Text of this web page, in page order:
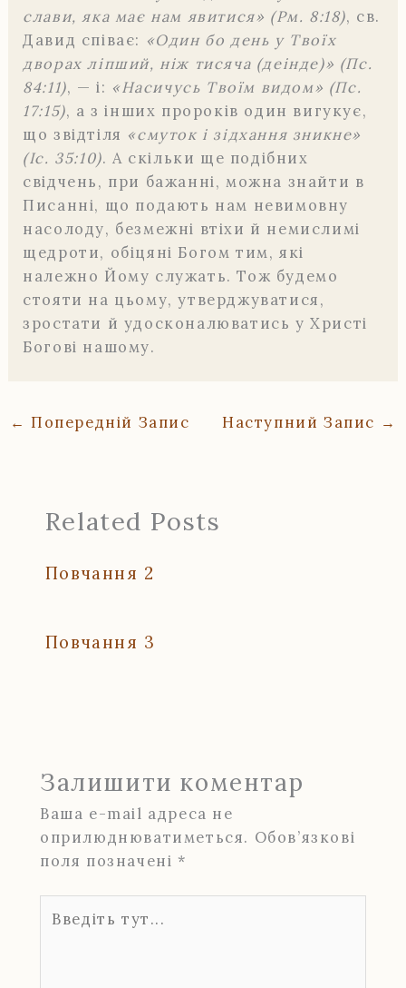
слави, яка має нам явитися» (Рм. 8:18), св.
Давид співає: «Один бо день у Твоїх
дворах ліпший, ніж тисяча (деінде)» (Пс.
84:11), — і: «Насичусь Твоїм видом» (Пс.
17:15), а з інших пророків один вигукує,
що звідтіля «смуток і зідхання зникне»
(Іс. 35:10). А скільки ще подібних
свідчень, при бажанні, можна знайти в
Писанні, що подають нам невимовну
насолоду, безмежні втіхи й немислимі
щедроти, обіцяні Богом тим, які
належно Йому служать. Тож будемо
стояти на цьому, утверджуватися,
зростати й удосконалюватись у Христі
Богові нашому.
← Попередній Запис Наступний Запис →
Related Posts
Повчання 2
Повчання 3
Залишити коментар
Ваша e-mail адреса не
оприлюднюватиметься. Обов’язкові
поля позначені *
тут...